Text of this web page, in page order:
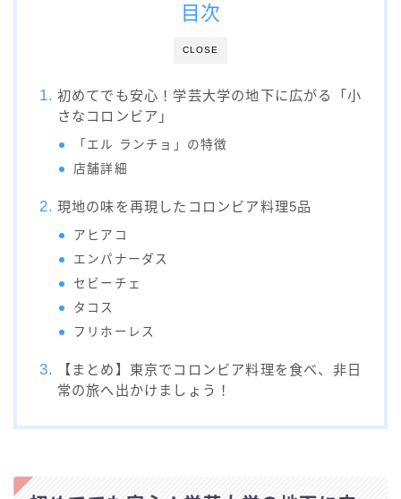
CLOSE
目次
初めてでも安心！学芸大学の地下に広がる「小
さなコロンビア」
「エル ランチョ」の特徴
店舗詳細
現地の味を再現したコロンビア料理5品
アヒアコ
エンパナーダス
セビーチェ
タコス
フリホーレス
【まとめ】東京でコロンビア料理を食べ、非日
常の旅へ出かけましょう！